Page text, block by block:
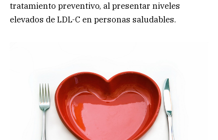
tratamiento preventivo, al presentar niveles
elevados de LDL-C en personas saludables.